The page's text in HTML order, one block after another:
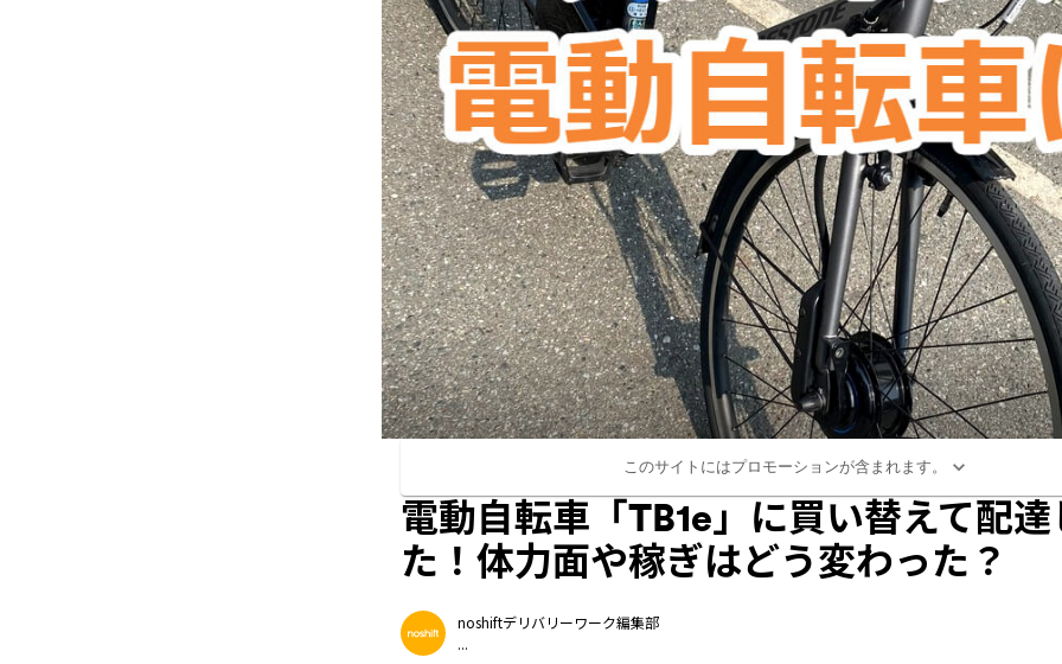
このサイトにはプロモーションが含まれます。
電動自転車「TB1e」に買い替えて配
た！体力面や稼ぎはどう変わった？
noshiftデリバリーワーク編集部
...